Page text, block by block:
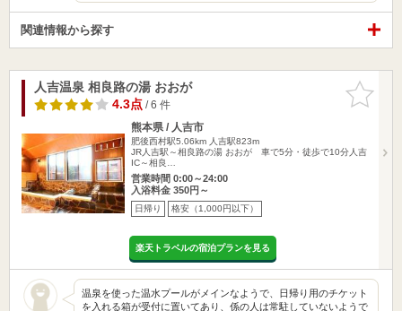
関連情報から探す
お気に入
りに追加
人吉温泉 相良路の湯 おおが
4.3点/ 6 件
熊本県 / 人吉市
肥後西村駅5.06km 人吉駅823m
JR人吉駅～相良路の湯 おおが 車で5分・徒歩で10分人吉
IC～相良…
営業時間 0:00～24:00
入浴料金 350円～
日帰り 格安（1,000円以下）
楽天トラベルの宿泊プランを見る
温泉を使った温水プールがメインなようで、日帰り用のチケット
を入れる箱が受付に置いてあり、係の人は常駐していないようで